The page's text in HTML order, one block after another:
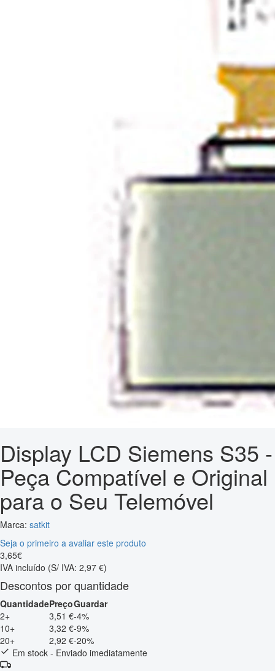
Display LCD Siemens S35 -
Peça Compatível e Original
para o Seu Telemóvel
Marca: satkit
Seja o primeiro a avaliar este produto
3,65€
IVA incluído (S/ IVA: 2,97 €)
Descontos por quantidade
QuantidadePreçoGuardar
2+
3,51 €-4%
10+
3,32 €-9%
20+
2,92 €-20%
Em stock - Enviado imediatamente